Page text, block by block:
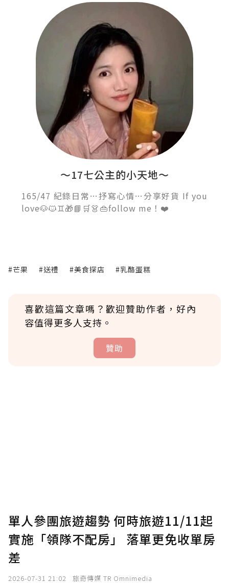
～17七公主的小天地～
165/47 紀錄日常…抒寫心情…分享好貨 If you
love🐶🐱♊️🎁📘🛒👗👜follow me！❤️
#芒果 #送禮 #美食探店 #乳酪蛋糕
喜歡這篇文章嗎？歡迎贊助作者，好內
容值得更多人支持。
贊助
確認送出
單人參團旅遊趨勢 何時旅遊11/11起
實施「領隊不配房」 落單更免收單房
差
2026-07-31 21:02 旅奇傳媒 TR Omnimedia